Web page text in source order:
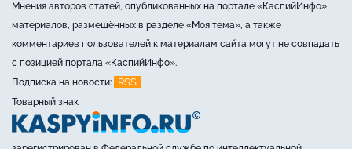
Мнения авторов статей, опубликованных на портале «КаспийИнфо»,
материалов, размещённых в разделе «Моя тема», а также
комментариев пользователей к материалам сайта могут не совпадать
с позицией портала «КаспийИнфо».
Подписка на новости:
RSS
Товарный знак